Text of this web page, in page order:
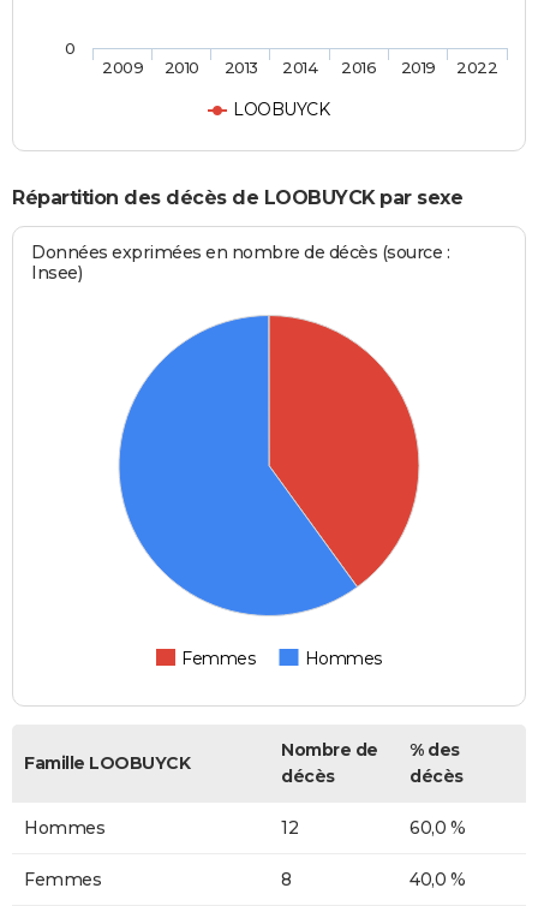
LOOBUYCK
2009 2010 2013 2014 2016 2019 2022
0
Répartition des décès de LOOBUYCK par sexe
Données exprimées en nombre de décès (source :
Insee)
Femmes Hommes
Famille LOOBUYCK
Nombre de
décès
% des
décès
Hommes 12 60,0 %
Femmes 8 40,0 %